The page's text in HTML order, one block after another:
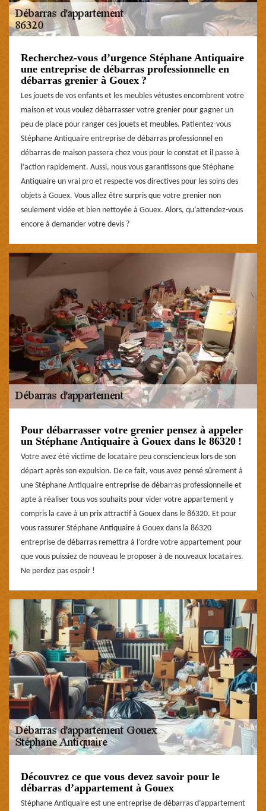
Recherchez-vous d’urgence Stéphane Antiquaire
une entreprise de débarras professionnelle en
débarras grenier à Gouex ?
Les jouets de vos enfants et les meubles vétustes encombrent votre
maison et vous voulez débarrasser votre grenier pour gagner un
peu de place pour ranger ces jouets et meubles. Patientez-vous
Stéphane Antiquaire entreprise de débarras professionnel en
débarras de maison passera chez vous pour le constat et il passe à
l’action rapidement. Aussi, nous vous garantissons que Stéphane
Antiquaire un vrai pro et respecte vos directives pour les soins des
objets à Gouex. Vous allez être surpris que votre grenier non
seulement vidée et bien nettoyée à Gouex. Alors, qu’attendez-vous
encore à demander votre devis ?
Pour débarrasser votre grenier pensez à appeler
un Stéphane Antiquaire à Gouex dans le 86320 !
Votre avez été victime de locataire peu consciencieux lors de son
départ après son expulsion. De ce fait, vous avez pensé sûrement à
une Stéphane Antiquaire entreprise de débarras professionnelle et
apte à réaliser tous vos souhaits pour vider votre appartement y
compris la cave à un prix attractif à Gouex dans le 86320. Et pour
vous rassurer Stéphane Antiquaire à Gouex dans la 86320
entreprise de débarras remettra à l’ordre votre appartement pour
que vous puissiez de nouveau le proposer à de nouveaux locataires.
Ne perdez pas espoir !
Découvrez ce que vous devez savoir pour le
débarras d’appartement à Gouex
Stéphane Antiquaire est une entreprise de débarras d’appartement